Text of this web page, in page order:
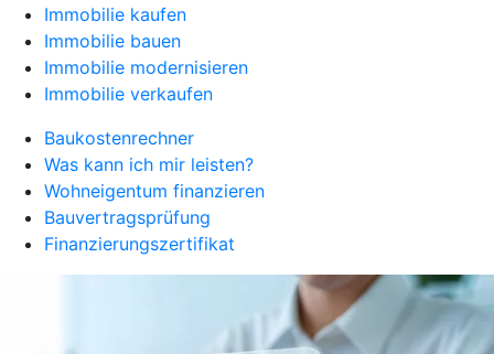
Immobilie kaufen
Immobilie bauen
Immobilie modernisieren
Immobilie verkaufen
Baukostenrechner
Was kann ich mir leisten?
Wohneigentum finanzieren
Bauvertragsprüfung
Finanzierungszertifikat